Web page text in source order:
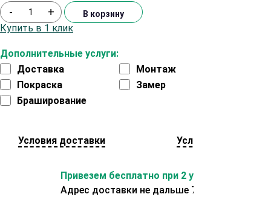
Дополнительные услуги:
Доставка
Монтаж
Покраска
Замер
Браширование
- + В корзину
Купить в 1 клик
Условия доставки Условия оплаты
Привезем бесплатно при 2 условиях:
Адрес доставки не дальше 70 км от склада.